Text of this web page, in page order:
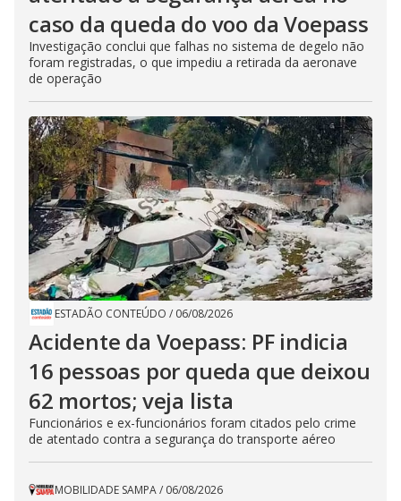
caso da queda do voo da Voepass
Investigação conclui que falhas no sistema de degelo não
foram registradas, o que impediu a retirada da aeronave
de operação
ESTADÃO CONTEÚDO / 06/08/2026
Acidente da Voepass: PF indicia
16 pessoas por queda que deixou
62 mortos; veja lista
Funcionários e ex-funcionários foram citados pelo crime
de atentado contra a segurança do transporte aéreo
MOBILIDADE SAMPA/ 06/08/2026